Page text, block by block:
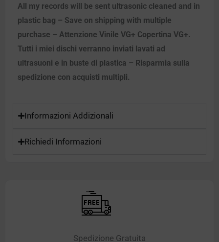
All my records will be sent ultrasonic cleaned and in
plastic bag – Save on shipping with multiple
purchase – Attenzione Vinile VG+ Copertina VG+.
Tutti i miei dischi verranno inviati lavati ad
ultrasuoni e in buste di plastica – Risparmia sulla
spedizione con acquisti multipli.
Informazioni Addizionali
Richiedi Informazioni
Spedizione Gratuita